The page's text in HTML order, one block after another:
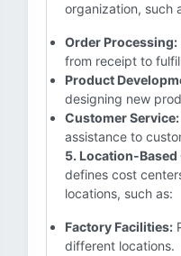
organization, such
Order Processing:
from receipt to
Product
designing new
Customer Service:
assistance to
5. Location-
defines cost
locations, such as:
Factory Facilities:
different locations.